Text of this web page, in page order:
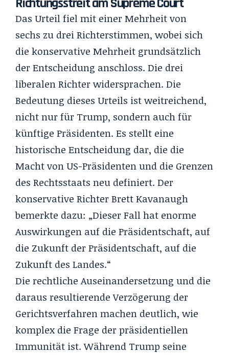
Das Urteil fiel mit einer Mehrheit von
sechs zu drei Richterstimmen, wobei sich
die konservative Mehrheit grundsätzlich
der Entscheidung anschloss. Die drei
liberalen Richter widersprachen. Die
Bedeutung dieses Urteils ist weitreichend,
nicht nur für Trump, sondern auch für
künftige Präsidenten. Es stellt eine
historische Entscheidung dar, die die
Macht von US-Präsidenten und die Grenzen
des Rechtsstaats neu definiert. Der
konservative Richter Brett Kavanaugh
bemerkte dazu: „Dieser Fall hat enorme
Auswirkungen auf die Präsidentschaft, auf
die Zukunft der Präsidentschaft, auf die
Zukunft des Landes.“
Die rechtliche Auseinandersetzung und die
daraus resultierende Verzögerung der
Gerichtsverfahren machen deutlich, wie
komplex die Frage der präsidentiellen
Immunität ist. Während Trump seine